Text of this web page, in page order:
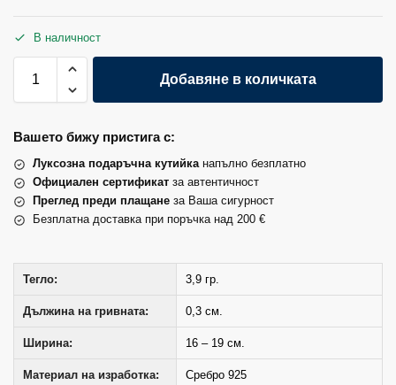
В наличност
Добавяне в количката
Вашето бижу пристига с:
Луксозна подаръчна кутийканапълно безплатно
Официален сертификат за автентичност
Преглед преди плащане за Ваша сигурност
Безплатна доставка при поръчка над 200 €
Тегло: 3,9 гр.
Дължина на гривната: 0,3 см.
Ширина: 16 – 19 см.
Материал на изработка: Сребро 925